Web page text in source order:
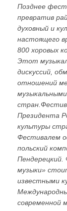
Позднее
превратив
духовный и
настоящего
800 хоровых
Этот
дискуссий,
отношений
Президента
культуры
Фестивалем
польский
Пендерецкий.
музыки»
известными
современной